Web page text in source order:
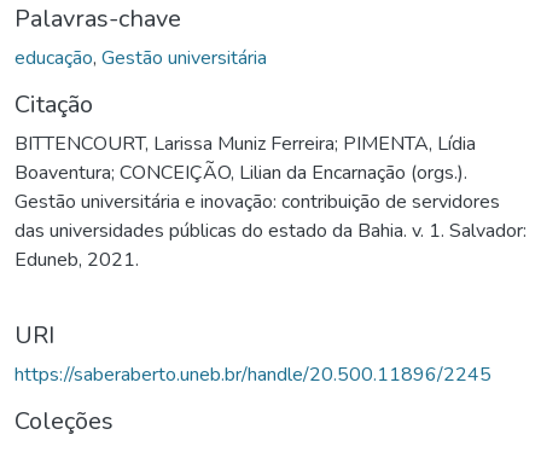
implementadas e nos provocam algumas reflexões: é
possível encontrar uma estratégia de melhor aproveitar os
cumprimento de sua missão? É possível romper com
mecanismos administrativos tradicionais? As experiências e
práticas aqui relatadas respondem a essas perguntas e
contribuem para a transformação da realidade com foco no
resultado e na superação de desafios, a fim de agregar
benefícios à Gestão
Palavras-chave
educação, Gestão universitária
Citação
BITTENCOURT, Larissa Muniz Ferreira; PIMENTA, Lídia
Boaventura; CONCEIÇÃO, Lilian da Encarnação (orgs.).
Gestão universitária e inovação: contribuição de servidores
das universidades públicas do estado da Bahia. v. 1. Salvador:
Eduneb, 2021.
URI
https://saberaberto.uneb.br/handle/20.500.11896/2245
Coleções